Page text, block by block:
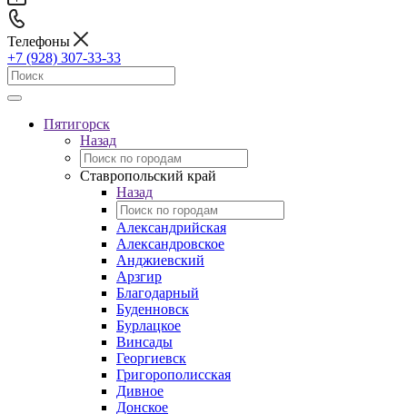
Телефоны
+7 (928) 307-33-33
Пятигорск
Назад
Ставропольский край
Назад
Александрийская
Александровское
Анджиевский
Арзгир
Благодарный
Буденновск
Бурлацкое
Винсады
Георгиевск
Григорополисская
Дивное
Донское